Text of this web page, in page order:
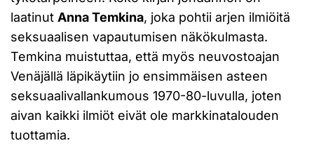
laatinut Anna Temkina, joka pohtii arjen ilmiöitä
seksuaalisen vapautumisen näkökulmasta.
Temkina muistuttaa, että myös neuvostoajan
Venäjällä läpikäytiin jo ensimmäisen asteen
seksuaalivallankumous 1970-80-luvulla, joten
aivan kaikki ilmiöt eivät ole markkinatalouden
tuottamia.